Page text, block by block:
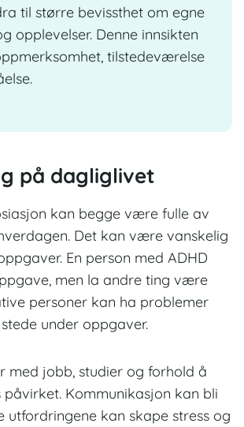
til større bevissthet om egne
opplevelser. Denne innsikten
tilstedeværelse
på dagliglivet
kan begge være fulle av
Det kan være vanskelig
En person med ADHD
men la andre ting være
personer kan ha problemer
under oppgaver.
med jobb, studier og forhold å
Kommunikasjon kan bli
utfordringene kan skape stress og